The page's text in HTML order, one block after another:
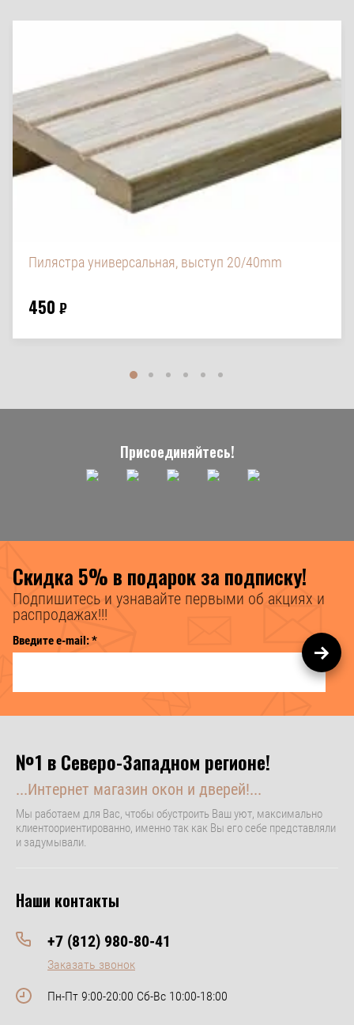
Пилястра универсальная, выступ 20/40mm
450 ₽
Присоединяйтесь!
Скидка 5% в подарок за подписку!
Подпишитесь и узнавайте первыми об акциях и
распродажах!!!
Введите e-mail:*
№1 в Северо-Западном регионе!
...Интернет магазин окон и дверей!...
Мы работаем для Вас, чтобы обустроить Ваш уют, максимально
клиентоориентированно, именно так как Вы его себе представляли
и задумывали.
Наши контакты
+7 (812) 980-80-41
Заказать звонок
Пн-Пт 9:00-20:00 Сб-Вс 10:00-18:00